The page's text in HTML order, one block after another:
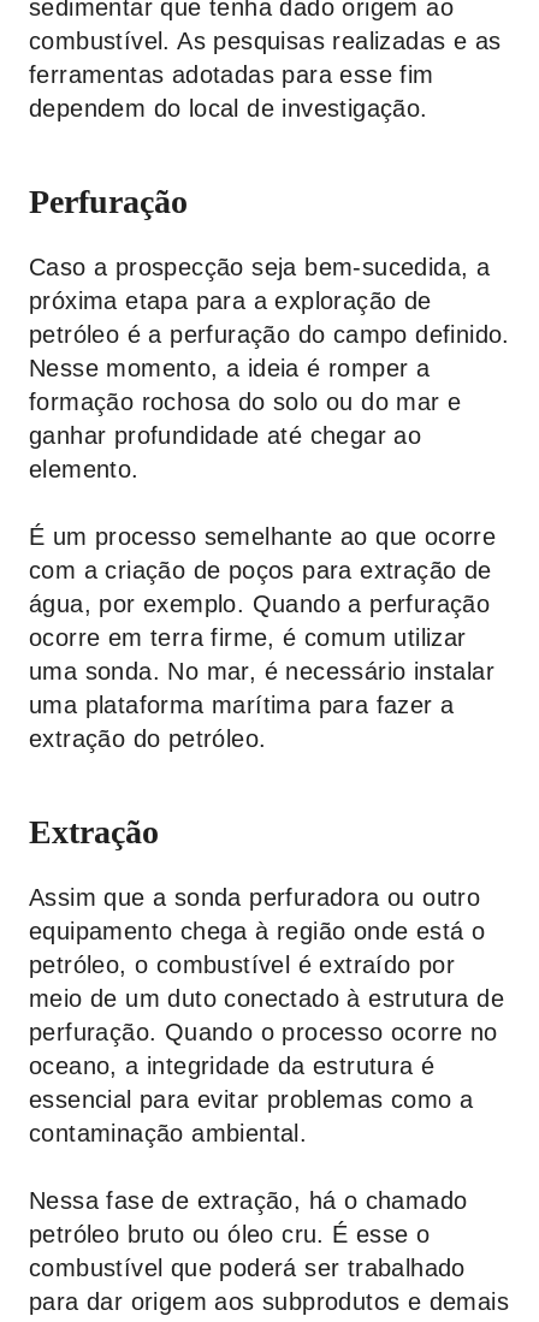
sedimentar que tenha dado origem ao
combustível. As pesquisas realizadas e as
ferramentas adotadas para esse fim
dependem do local de investigação.
Perfuração
Caso a prospecção seja bem-sucedida, a
próxima etapa para a exploração de
petróleo é a perfuração do campo definido.
Nesse momento, a ideia é romper a
formação rochosa do solo ou do mar e
ganhar profundidade até chegar ao
elemento.
É um processo semelhante ao que ocorre
com a criação de poços para extração de
água, por exemplo. Quando a perfuração
ocorre em terra firme, é comum utilizar
uma sonda. No mar, é necessário instalar
uma plataforma marítima para fazer a
extração do petróleo.
Extração
Assim que a sonda perfuradora ou outro
equipamento chega à região onde está o
petróleo, o combustível é extraído por
meio de um duto conectado à estrutura de
perfuração. Quando o processo ocorre no
oceano, a integridade da estrutura é
essencial para evitar problemas como a
contaminação ambiental.
Nessa fase de extração, há o chamado
petróleo bruto ou óleo cru. É esse o
combustível que poderá ser trabalhado
para dar origem aos subprodutos e demais